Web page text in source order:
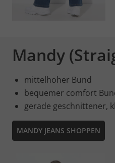
Mandy
mittelhoher Bund
bequemer comfort
gerade geschnittener,
MANDY JEANS SHOPPEN